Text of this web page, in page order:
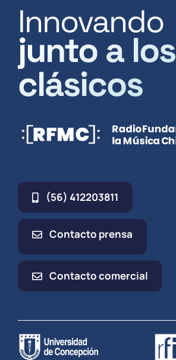
Innovando
junto a los
clásicos
(56) 412203811
Contacto prensa
Contacto comercial